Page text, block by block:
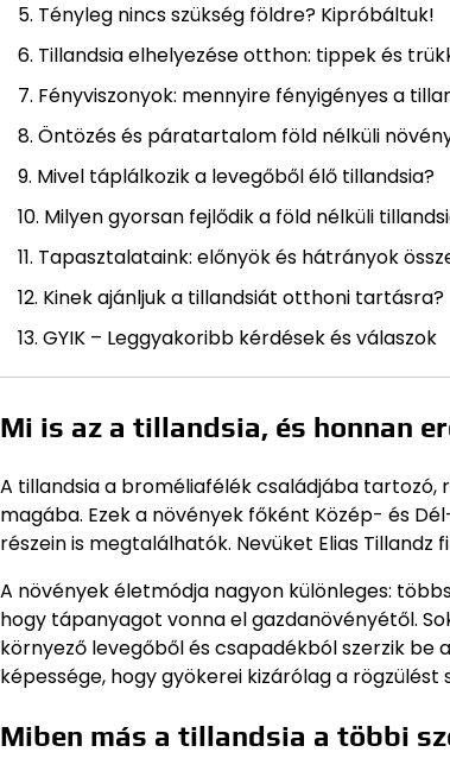
Tényleg nincs szükség földre? Kipróbáltuk!
Tillandsia elhelyezése otthon: tippek és
Fényviszonyok: mennyire fényigényes a
Öntözés és páratartalom föld nélküli
Mivel táplálkozik a levegőből élő tillandsia?
Milyen gyorsan fejlődik a föld nélküli
Tapasztalataink: előnyök és hátrányok
Kinek ajánljuk a tillandsiát otthoni tartásra?
GYIK – Leggyakoribb kérdések és válaszok
Mi is az a tillandsia, és honnan
A tillandsia a broméliafélék családjába
magába. Ezek a növények főként Közép- és
részein is megtalálhatók. Nevüket Elias Tillandz
A növények életmódja nagyon különleges:
hogy tápanyagot vonna el gazdanövényétől.
környező levegőből és csapadékból szerzik be
képessége, hogy gyökerei kizárólag a
Miben más a tillandsia a többi